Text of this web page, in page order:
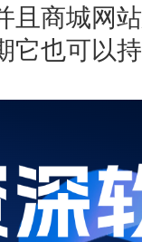
且商城网
它也可以